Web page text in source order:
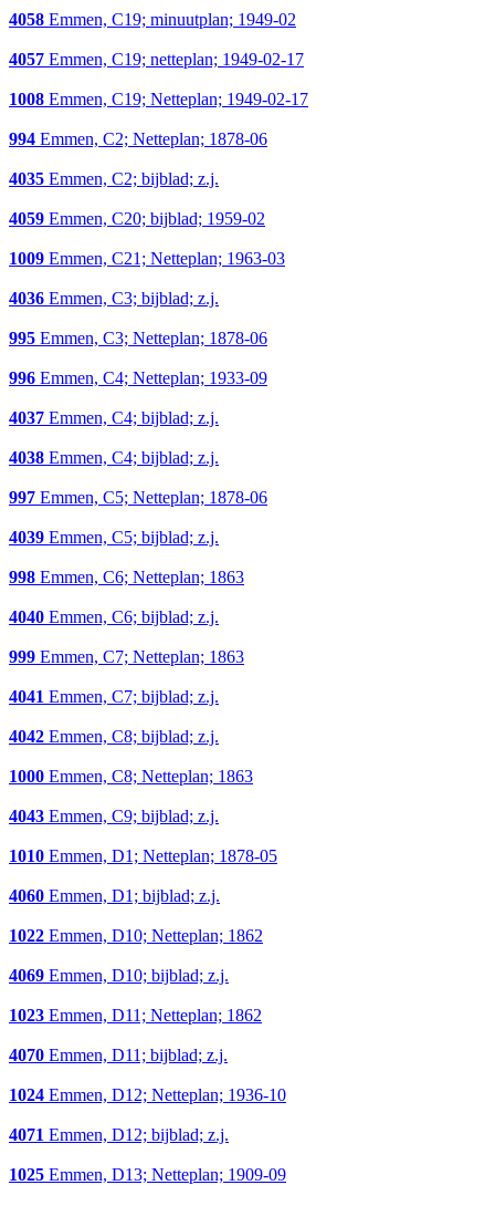
4058 Emmen, C19; minuutplan; 1949-02
4057 Emmen, C19; netteplan; 1949-02-17
1008 Emmen, C19; Netteplan; 1949-02-17
994 Emmen, C2; Netteplan; 1878-06
4035 Emmen, C2; bijblad; z.j.
4059 Emmen, C20; bijblad; 1959-02
1009 Emmen, C21; Netteplan; 1963-03
4036 Emmen, C3; bijblad; z.j.
995 Emmen, C3; Netteplan; 1878-06
996 Emmen, C4; Netteplan; 1933-09
4037 Emmen, C4; bijblad; z.j.
4038 Emmen, C4; bijblad; z.j.
997 Emmen, C5; Netteplan; 1878-06
4039 Emmen, C5; bijblad; z.j.
998 Emmen, C6; Netteplan; 1863
4040 Emmen, C6; bijblad; z.j.
999 Emmen, C7; Netteplan; 1863
4041 Emmen, C7; bijblad; z.j.
4042 Emmen, C8; bijblad; z.j.
1000 Emmen, C8; Netteplan; 1863
4043 Emmen, C9; bijblad; z.j.
1010 Emmen, D1; Netteplan; 1878-05
4060 Emmen, D1; bijblad; z.j.
1022 Emmen, D10; Netteplan; 1862
4069 Emmen, D10; bijblad; z.j.
1023 Emmen, D11; Netteplan; 1862
4070 Emmen, D11; bijblad; z.j.
1024 Emmen, D12; Netteplan; 1936-10
4071 Emmen, D12; bijblad; z.j.
1025 Emmen, D13; Netteplan; 1909-09